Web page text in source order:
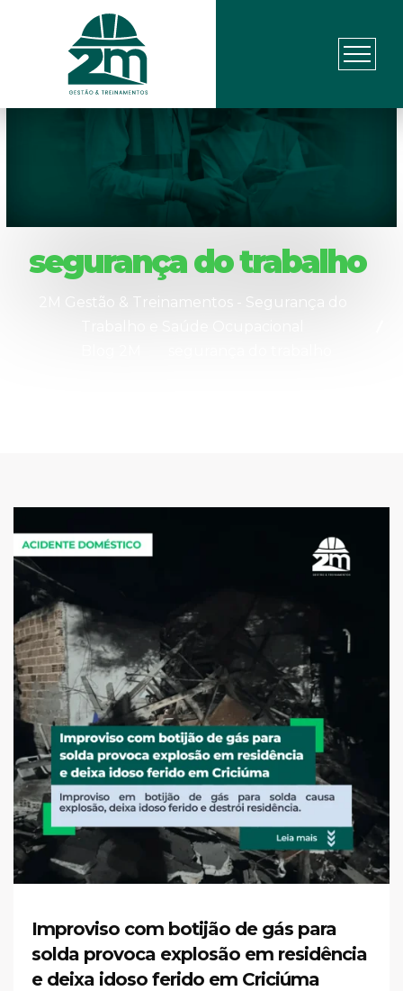
segurança do trabalho
2M Gestão & Treinamentos - Segurança do
Improviso com botijão de gás para
solda provoca explosão em residência
e deixa idoso ferido em Criciúma